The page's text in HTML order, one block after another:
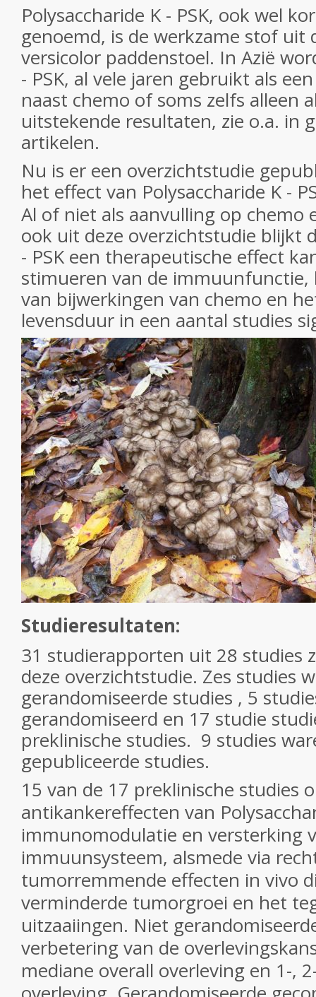
Polysaccharide K - PSK, ook wel
genoemd, is de werkzame stof uit
versicolor paddenstoel. In Azië
- PSK, al vele jaren gebruikt als
naast chemo of soms zelfs alleen
uitstekende resultaten, zie o.a. in
artikelen.
Nu is er een overzichtstudie
het effect van Polysaccharide K -
Al of niet als aanvulling op chemo
ook uit deze overzichtstudie blijkt
- PSK een therapeutische effect
stimueren van de
van bijwerkingen van chemo en
levensduur in een aantal studies
Studieresultaten:
31 studierapporten uit 28 studies
deze overzichtstudie. Zes studies
gerandomiseerde studies , 5
gerandomiseerd en 17 studie
preklinische studies. 9 studies
gepubliceerde studies.
15 van de 17 preklinische studies
antikankereffecten van
immunomodulatie en versterking
immuunsysteem, alsmede via
tumorremmende effecten in vivo
verminderde tumorgroei en het
uitzaaiingen. Niet
verbetering van de
mediane overall overleving en 1-,